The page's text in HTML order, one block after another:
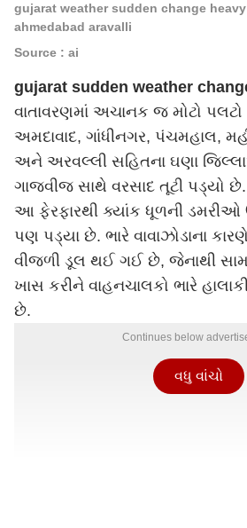
gujarat weather sudden change
ahmedabad aravalli
Source : ai
gujarat sudden weather
વાતાવરણમાં અચાનક જ મોટો પલટો
અમદાવાદ, ગાંધીનગર, પંચમહાલ,
અને અરવલ્લી સહિતના ઘણા
ગાજવીજ સાથે વરસાદ તૂટી પડ્યો
આ ફેરફારથી ક્યાંક ધૂળની ડમરીઓ
પણ પડ્યા છે. ભારે વાવાઝોડાના
વીજળી ડૂલ થઈ ગઈ છે, જેનાથી
ખાસ કરીને વાહનચાલકો ભારે
છે.
Continues below
વધુ વાંચો